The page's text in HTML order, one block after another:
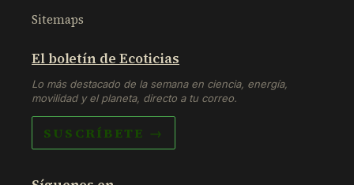
Sitemaps
El boletín de Ecoticias
Lo más destacado de la semana en ciencia, energía,
movilidad y el planeta, directo a tu correo.
SUSCRÍBETE →